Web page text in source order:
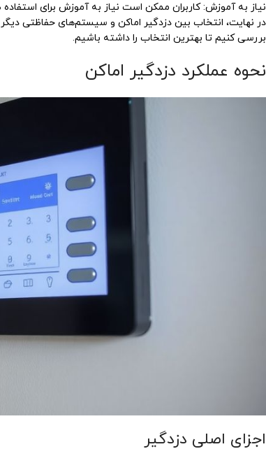
نیاز به آموزش: کاربران ممکن است نیاز به آموزش برای
در نهایت، انتخاب بین دزدگیر اماکن و سیستم‌های حفاظتی دیگر
بررسی کنیم تا بهترین انتخاب را داشته باشیم.
نحوه عملکرد دزدگیر اماکن
اجزای اصلی دزدگیر